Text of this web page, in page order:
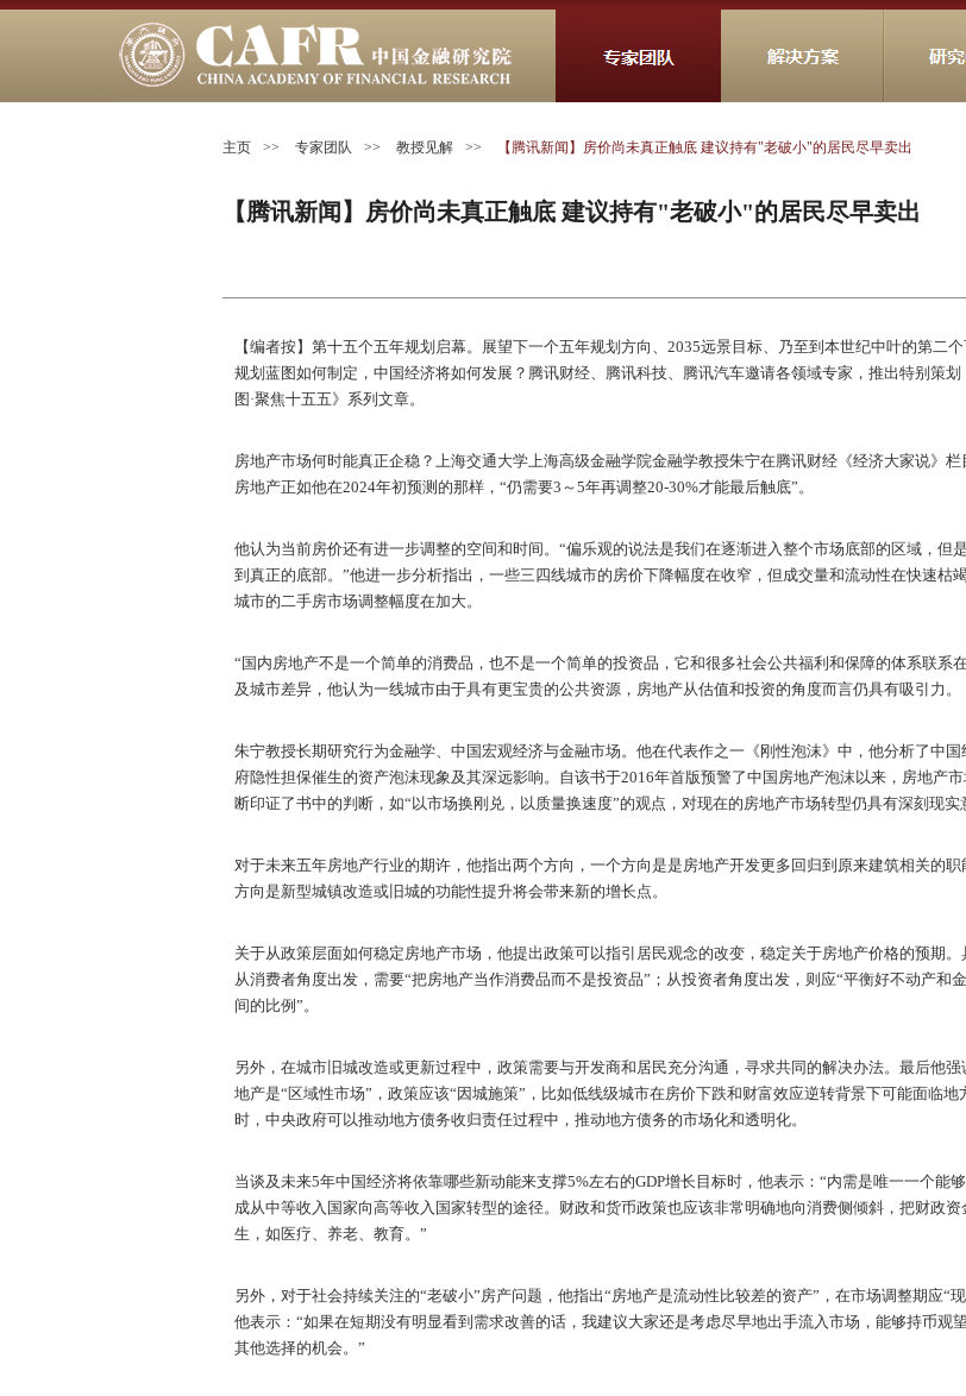
主页 >> 专家团队 >> 教授见解 >> 【腾讯新闻】房价尚未真正触底 建议持有"老破小"的居民尽早卖出
【腾讯新闻】房价尚未真正触底 建议持有"老破小"的居民尽早卖出
【编者按】第十五个五年规划启幕。展望下一个五年规划方向、2035远景目标、乃至到本世纪中叶的第二个
规划蓝图如何制定，中国经济将如何发展？腾讯财经、腾讯科技、腾讯汽车邀请各领域专家，推出特别策划
图·聚焦十五五》系列文章。
房地产市场何时能真正企稳？上海交通大学上海高级金融学院金融学教授朱宁在腾讯财经《经济大家说》栏
房地产正如他在2024年初预测的那样，“仍需要3～5年再调整20-30%才能最后触底”。
他认为当前房价还有进一步调整的空间和时间。“偏乐观的说法是我们在逐渐进入整个市场底部的区域，但
到真正的底部。”他进一步分析指出，一些三四线城市的房价下降幅度在收窄，但成交量和流动性在快速枯
城市的二手房市场调整幅度在加大。
“国内房地产不是一个简单的消费品，也不是一个简单的投资品，它和很多社会公共福利和保障的体系联系
及城市差异，他认为一线城市由于具有更宝贵的公共资源，房地产从估值和投资的角度而言仍具有吸引力。
朱宁教授长期研究行为金融学、中国宏观经济与金融市场。他在代表作之一《刚性泡沫》中，他分析了中国
府隐性担保催生的资产泡沫现象及其深远影响。自该书于2016年首版预警了中国房地产泡沫以来，房地产
断印证了书中的判断，如“以市场换刚兑，以质量换速度”的观点，对现在的房地产市场转型仍具有深刻现实
对于未来五年房地产行业的期许，他指出两个方向，一个方向是是房地产开发更多回归到原来建筑相关的职
方向是新型城镇改造或旧城的功能性提升将会带来新的增长点。
关于从政策层面如何稳定房地产市场，他提出政策可以指引居民观念的改变，稳定关于房地产价格的预期。
从消费者角度出发，需要“把房地产当作消费品而不是投资品”；从投资者角度出发，则应“平衡好不动产和
间的比例”。
另外，在城市旧城改造或更新过程中，政策需要与开发商和居民充分沟通，寻求共同的解决办法。最后他强
地产是“区域性市场”，政策应该“因城施策”，比如低线级城市在房价下跌和财富效应逆转背景下可能面临地
时，中央政府可以推动地方债务收归责任过程中，推动地方债务的市场化和透明化。
当谈及未来5年中国经济将依靠哪些新动能来支撑5%左右的GDP增长目标时，他表示：“内需是唯一一个能
成从中等收入国家向高等收入国家转型的途径。财政和货币政策也应该非常明确地向消费侧倾斜，把财政资
生，如医疗、养老、教育。”
另外，对于社会持续关注的“老破小”房产问题，他指出“房地产是流动性比较差的资产”，在市场调整期应“现
他表示：“如果在短期没有明显看到需求改善的话，我建议大家还是考虑尽早地出手流入市场，能够持币观
其他选择的机会。”